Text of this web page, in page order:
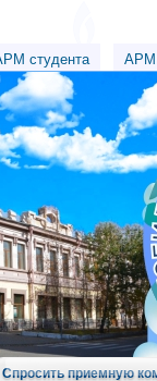
студента АРМ
Спросить приемную